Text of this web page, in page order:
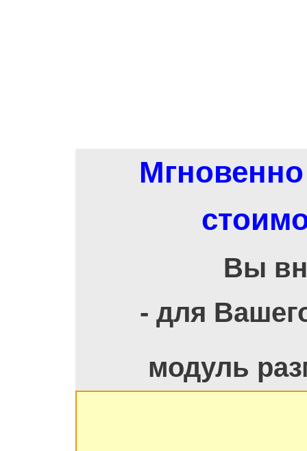
Вы
- для
модуль